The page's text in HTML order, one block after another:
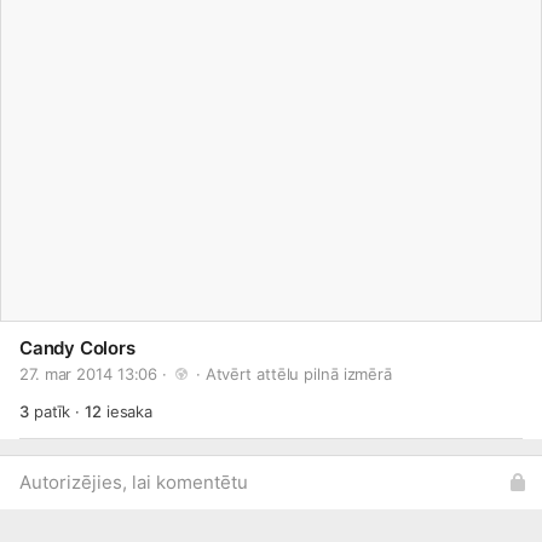
Candy Colors
27. mar 2014 13:06 · · Atvērt attēlu pilnā izmērā
3patīk ·12 iesaka
Autorizējies, lai komentētu